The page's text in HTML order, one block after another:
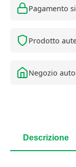
Pagamento
Prodotto
Negozio
Descrizione